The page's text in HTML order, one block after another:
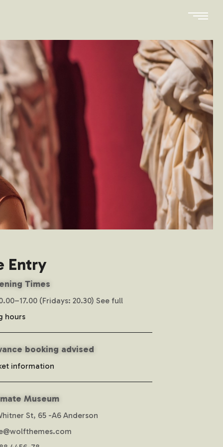
Entry
Times
(Fridays: 20.30) See full
hours
booking advised
information
Museum
St, 65 -A6 Anderson